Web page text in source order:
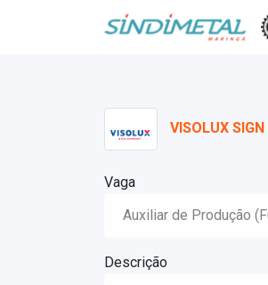
VISOLUX
Vaga
Auxiliar de Produção
Descrição